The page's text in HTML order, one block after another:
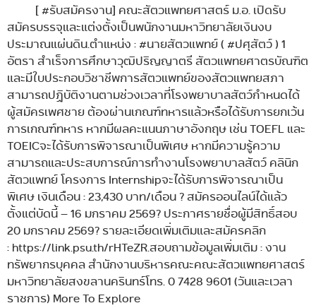
[ #รับสมัครงาน] คณะสัตวแพทยศาสตร์ ม.อ. เปิดรับ
สมัครบรรจุและแต่งตั้งเป็นพนักงานมหาวิทยาลัยเงินงบ
ประมาณแผ่นดิน.ตำแหน่ง : #นายสัตวแพทย์ ( #ปศุสัตว์ ) 1
อัตรา สำเร็จการศึกษาวุฒิปริญญาตรี สัตวแพทยศาตรบัณฑิต
และมีใบประกอบวิชาชีพการสัตวแพทย์ของสัตวแพทยสภา
สามารถปฏิบัติงานตามช่วงเวลาที่โรงพยาบาลสัตว์กำหนดได้
ผู้สมัครเพศชาย ต้องผ่านเกณฑ์ทหารแล้วหรือได้รับการยกเว้น
การเกณฑ์ทหาร หากมีผลคะแนนภาษาอังกฤษ เช่น TOEFL และ
TOEICจะได้รับการพิจารณาเป็นพิเศษ หากมีความรู้ความ
สามารถและประสบการณ์การทำงานโรงพยาบาลสัตว์ คลินิก
สัตวแพทย์ โครงการ Internshipจะได้รับการพิจารณาเป็น
พิเศษ เงินเดือน : 23,430 บาท/เดือน ? สมัครออนไลน์ได้แล้ว
ตั้งแต่บัดนี้ – 16 มกราคม 2569? ประกาศรายชื่อผู้มีสิทธิ์สอบ
20 มกราคม 2569? รายละเอียดเพิ่มเติมและสมัครคลิก
: https://link.psu.th/rHTeZR.สอบถามข้อมูลเพิ่มเติม : งาน
ทรัพยากรบุคคล สำนักงานบริหารคณะคณะสัตวแพทยศาสตร์
มหาวิทยาลัยสงขลานครินทร์โทร. 0 7428 9601 (วันและเวลา
ราชการ) More To Explore